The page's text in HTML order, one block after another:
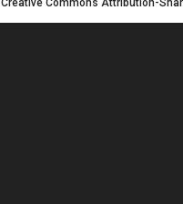
Creative Commons Attribution-